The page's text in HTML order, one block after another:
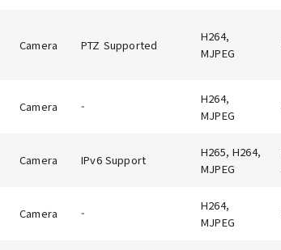
Camera PTZ Supported
H264,
MJPEG
Camera -
H264,
MJPEG
Camera IPv6 Support
H265, H264,
MJPEG
Camera -
H264,
MJPEG